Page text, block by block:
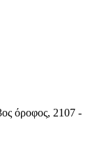
όροφος, 2107 -